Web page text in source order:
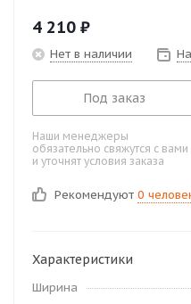
4 210 ₽
Нет в наличии
Под заказ
Наши менеджеры
обязательно свяжутся с вами
и уточнят условия заказа
Рекомендуют 0
Характеристики
Ширина